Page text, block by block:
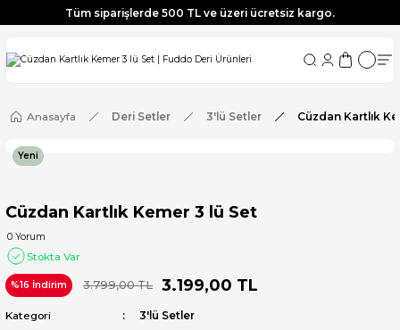
Tüm siparişlerde 500 TL ve üzeri ücretsiz kargo.
Tüm siparişlerde 500 TL ve üzeri ücretsiz kargo.
Tüm siparişlerde 500 TL ve üzeri ücretsiz kargo.
Tüm siparişlerde 500 TL ve üzeri ücretsiz kargo.
Anasayfa Deri Setler 3'lü Setler Cüzdan Kartlık
Yeni
Cüzdan Kartlık Kemer 3 lü Set
0 Yorum
Stokta Var
%16 İndirim 3.799,00 TL 3.199,00 TL
Kategori
3'lü Setler